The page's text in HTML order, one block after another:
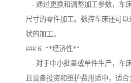
- 通过更换和调整加工参数，车
尺寸的零件加工。数控车床还可
状的加工。
### 6. **经济性**
- 对于中小批量或单件生产，车
且设备投资和维护费用适中，适